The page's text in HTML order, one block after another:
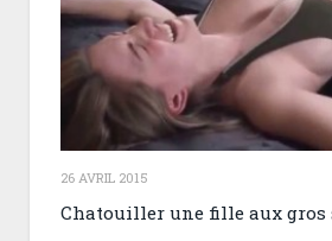
26 AVRIL 2015
Chatouiller une fille aux gros